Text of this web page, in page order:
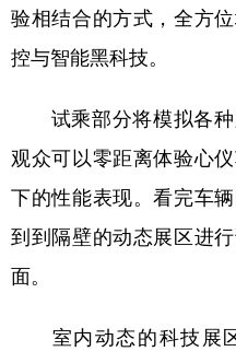
验相结合的方式，全方
控与智能黑科技。
试乘部分将模拟各种
观众可以零距离体验心
下的性能表现。看完车
到到隔壁的动态展区进
面。
室内动态的科技展区